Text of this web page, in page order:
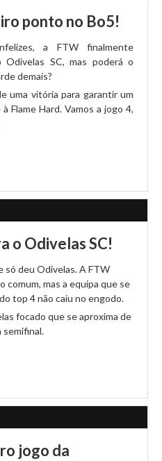
endiabrado
primeira vitória da
Esports frente a uma ZZG
com facilidade
Split!
LPLOL Spring!
ponto no Bo5!
a FTW finalmente
SC, mas poderá o
demais?
uma vitória para garantir um
Flame Hard. Vamos a jogo 4,
o Odivelas SC!
só deu Odivelas. A FTW
comum, mas a equipa que se
top 4 não caiu no engodo.
focado que se aproxima de
semifinal.
jogo da